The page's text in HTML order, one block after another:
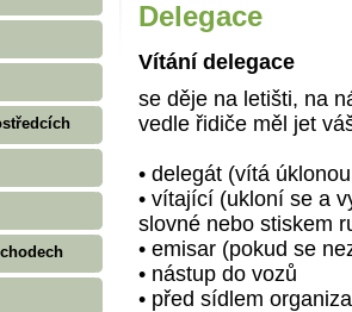
Delegace
Vítání delegace
se děje na letišti, na
vedle řidiče měl jet
• delegát (vítá
• vítající (ukloní se a
slovné nebo stiskem
• emisar (pokud se
• nástup do vozů
• před sídlem